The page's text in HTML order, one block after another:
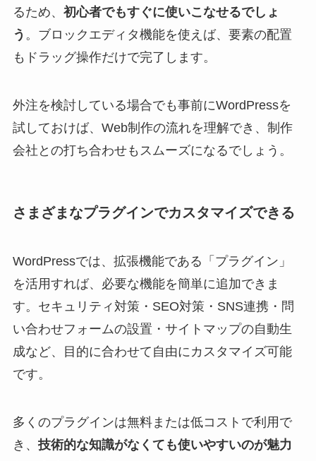
るため、 初心者でもすぐに使いこなせるでしょ
う 。ブロックエディタ機能を使えば、要素の配置
もドラッグ操作だけで完了します。
外注を検討している場合でも事前にWordPressを
試しておけば、Web制作の流れを理解でき、制作
会社との打ち合わせもスムーズになるでしょう。
さまざまなプラグインでカスタマイズできる
WordPressでは、拡張機能である「プラグイン」
を活用すれば、必要な機能を簡単に追加できま
す。セキュリティ対策・SEO対策・SNS連携・問
い合わせフォームの設置・サイトマップの自動生
成など、目的に合わせて自由にカスタマイズ可能
です。
多くのプラグインは無料または低コストで利用で
き、 技術的な知識がなくても使いやすいのが魅力